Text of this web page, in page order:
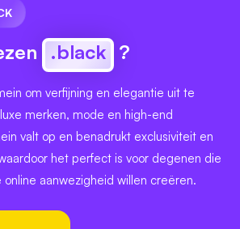
.black ?
om verfijning en elegantie uit te
merken, mode en high-end
valt op en benadrukt exclusiviteit en
het perfect is voor degenen die
online aanwezigheid willen creëren.